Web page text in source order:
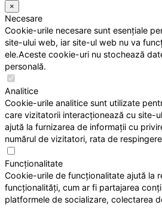
×
Necesare
Cookie-urile necesare sunt esențiale
site-ului web, iar site-ul web nu va
ele.Aceste cookie-uri nu stochează
personală.
Analitice
Cookie-urile analitice sunt utilizate
care vizitatorii interacționează cu site-
ajută la furnizarea de informații cu
numărul de vizitatori, rata de
Funcționalitate
Cookie-urile de funcționalitate ajută la
funcționalități, cum ar fi partajarea
platformele de socializare, colectarea